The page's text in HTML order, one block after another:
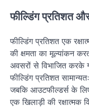
फील्डिंग प्रतिशत और
फील्डिंग प्रतिशत एक
की क्षमता का मूल्यांकन
अवसरों से विभाजित
फील्डिंग प्रतिशत
जबकि आउटफील्डर्स के
एक खिलाड़ी की